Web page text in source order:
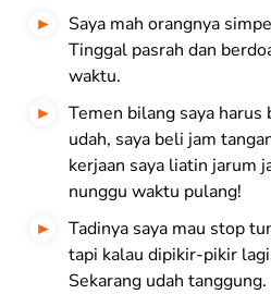
Saya mah orangnya
Tinggal pasrah dan
waktu.
Temen bilang saya
udah, saya beli jam
kerjaan saya liatin jarum
nunggu waktu pulang!
Tadinya saya mau stop
tapi kalau dipikir-pikir
Sekarang udah tanggung.